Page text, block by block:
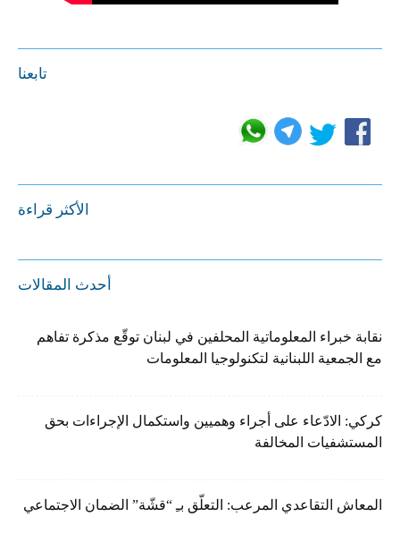
تابعنا
الأكثر قراءة
أحدث المقالات
نقابة خبراء المعلوماتية المحلفين في لبنان توقّع مذكرة تفاهم
مع الجمعية اللبنانية لتكنولوجيا المعلومات
كركي: الادّعاء على أجراء وهميين واستكمال الإجراءات بحق
المستشفيات المخالفة
المعاش التقاعدي المرعب: التعلّق بـِ “قشّة” الضمان الاجتماعي